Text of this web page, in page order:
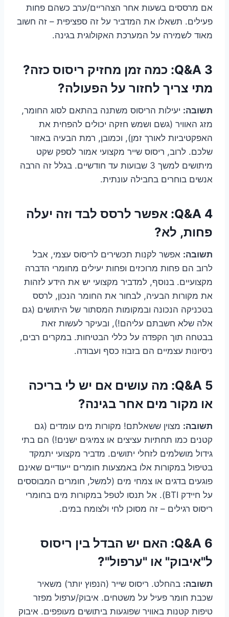
אם מרססים בשעות אחר הצהריים/ערב כשהם פחות
פעילים. תשאלו את המדביר על זה ספציפית – זה חשוב
מאוד לשמירה על המערכת האקולוגית בגינה.
Q&A 3: כמה זמן מחזיק ריסוס כזה?
מתי צריך לחזור על הפעולה?
תשובה: יעילות הריסוס משתנה בהתאם לסוג החומר,
מזג האוויר (גשם ושמש חזקה יכולים להפחית את
האפקטיביות לאורך זמן), וכמובן, רמת הבעיה באזור
שלכם. לרוב, ריסוס שייר מקצועי אמור לספק שקט
מיתושים למשך 3 שבועות עד חודשיים. בגלל זה הרבה
אנשים בוחרים בחבילה עונתית.
Q&A 4: אפשר לרסס לבד וזה יעלה
פחות, לא?
תשובה: אפשר לקנות תכשירים לריסוס עצמי, אבל
לרוב הם פחות מרוכזים ופחות יעילים מחומרי הדברה
מקצועיים. בנוסף, למדביר מקצועי יש את הידע לזהות
את מקורות הבעיה, לבחור את החומר הנכון, לרסס
בטכניקה הנכונה ובמקומות המסתור של היתושים (גם
אלה שלא חשבתם עליהם!), ובעיקר לעשות זאת
בבטחה תוך הקפדה על כללי הבטיחות. במקרים רבים,
ניסיונות עצמיים הם בזבוז כסף ועבודה.
Q&A 5: מה עושים אם יש לי בריכה
או מקור מים אחר בגינה?
תשובה: מצוין ששאלתם! מקורות מים עומדים (גם
קטנים כמו תחתיות עציצים או צמיגים ישנים!) הם בתי
גידול מושלמים לזחלי יתושים. מדביר מקצועי יתמקד
בטיפול במקורות אלו באמצעות חומרים ייעודיים שאינם
פוגעים בדגים או צמחי מים (למשל, חומרים המבוססים
על חיידק BTI). אל תנסו לטפל במקורות מים בחומרי
ריסוס רגילים – זה מסוכן לחי ולצומח במים.
Q&A 6: האם יש הבדל בין ריסוס
ל"איבוק" או "ערפול"?
תשובה: בהחלט. ריסוס שייר (הנפוץ יותר) משאיר
שכבת חומר פעיל על משטחים. איבוק/ערפול מפזר
טיפות קטנות באוויר שפוגעות ביתושים מעופפים. איבוק